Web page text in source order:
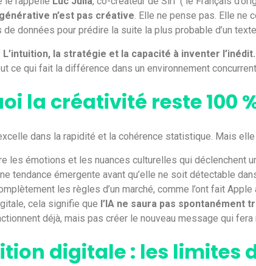
générative n’est pas créative. Elle ne pense pas. Elle ne
données pour prédire la suite la plus probable d’un
L’intuition, la stratégie et la capacité à inventer l’inédit.
ce qui fait la différence dans un environnement
la créativité reste 100
dans la rapidité et la cohérence statistique. Mais
les émotions et les nuances culturelles qui déclenchent un
tendance émergente avant qu’elle ne soit détectable
les règles d’un marché, comme l’ont fait
cela signifie que l’IA ne saura pas spontanément
déjà, mais pas créer le nouveau message qui fera
digitale : les limites